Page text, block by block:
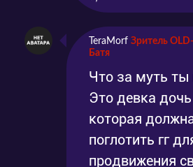
TeraMorf Зритель OLD-
Батя
Что за муть ты
Это девка
которая
поглотить гг
продвижения